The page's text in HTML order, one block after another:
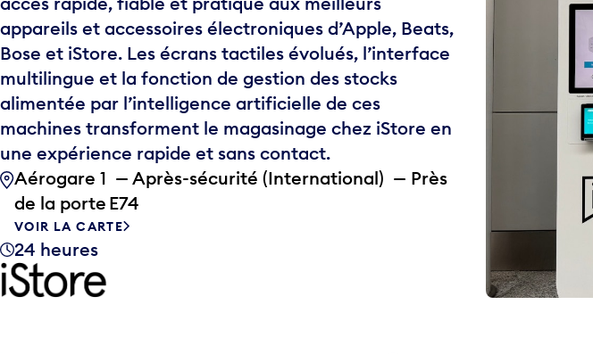
appareils et accessoires électroniques d’Apple, Beats,
Bose et iStore. Les écrans tactiles évolués, l’interface
multilingue et la fonction de gestion des stocks
alimentée par l’intelligence artificielle de ces
machines transforment le magasinage chez iStore en
une expérience rapide et sans contact.
Aérogare 1 — Après-sécurité (International) — Près
de la porte E74
VOIR LA CARTE
24 heures